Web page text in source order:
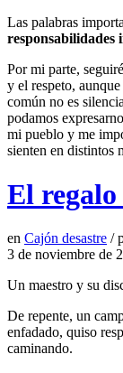
Las palabras
responsabilidades
Por mi parte,
y el respeto,
común no es
podamos
mi pueblo y me
sienten en distintos
El regalo
en Cajón desastre /
3 de noviembre de
Un maestro y su
De repente, un
enfadado, quiso
caminando.